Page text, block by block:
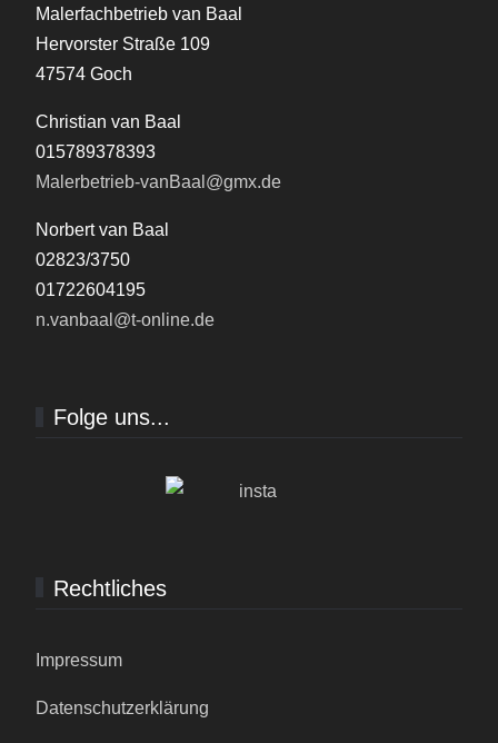
Malerfachbetrieb van Baal
Hervorster Straße 109
47574 Goch
Christian van Baal
015789378393
Malerbetrieb-vanBaal@gmx.de
Norbert van Baal
02823/3750
01722604195
n.vanbaal@t-online.de
Folge uns...
Rechtliches
Impressum
Datenschutzerklärung